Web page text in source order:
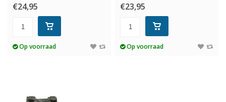
€24,95
Op voorraad
€23,95
Op voorraad